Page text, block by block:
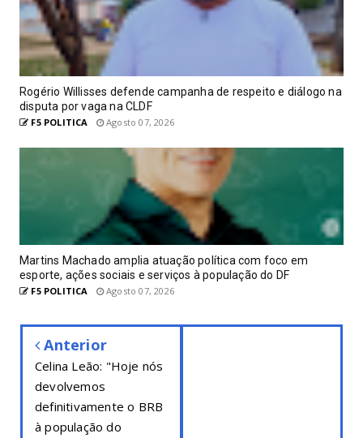
Rogério Willisses defende campanha de respeito e diálogo na
disputa por vaga na CLDF
F5 POLITICA Agosto 07, 2026
Martins Machado amplia atuação política com foco em
esporte, ações sociais e serviços à população do DF
F5 POLITICA Agosto 07, 2026
Anterior
Celina Leão: "Hoje nós
devolvemos
definitivamente o BRB
à população do